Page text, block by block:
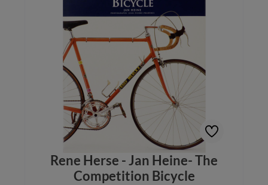
Rene Herse - Jan Heine- The
Competition Bicycle